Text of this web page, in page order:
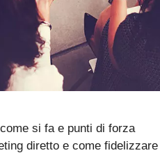
si fa e punti di forza
diretto e come fidelizzare